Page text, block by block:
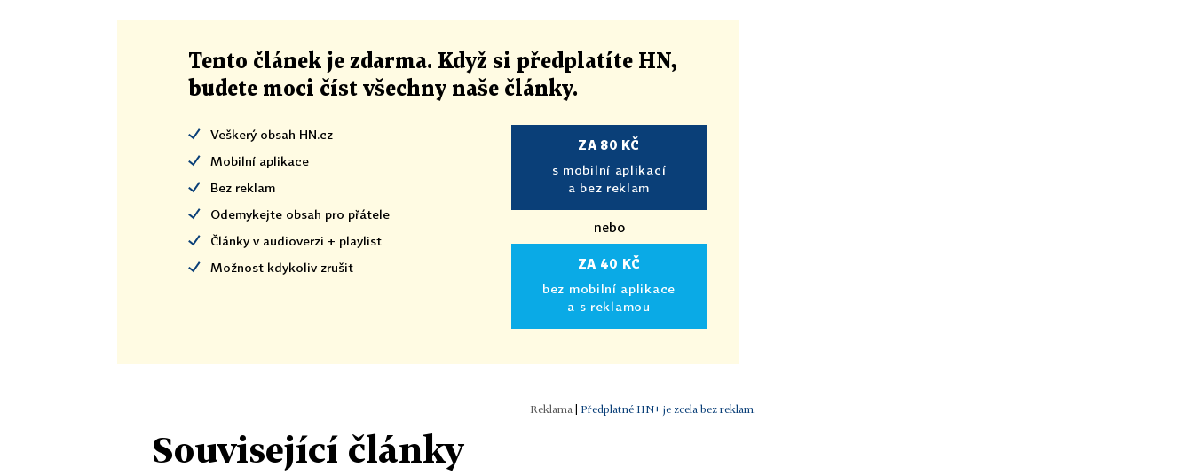
Tento článek je zdarma. Když si předplatíte HN,
budete moci číst všechny naše články.
Veškerý obsah HN.cz
Mobilní aplikace
Bez reklam
Odemykejte obsah pro přátele
Články v audioverzi + playlist
Možnost kdykoliv zrušit
ZA 80 KČ
s mobilní aplikací
a bez reklam
nebo
ZA 40 KČ
bez mobilní aplikace
a s reklamou
Předplatné HN+ je zcela bez reklam.
Související články